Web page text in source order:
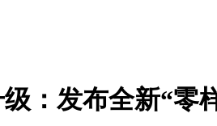
：发布全新“零